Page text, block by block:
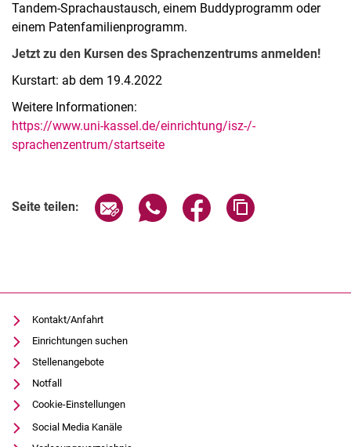
Tandem-Sprachaustausch, einem Buddyprogramm oder
einem Patenfamilienprogramm.
Jetzt zu den Kursen des Sprachenzentrums anmelden!
Kurstart: ab dem 19.4.2022
Weitere Informationen:
https://www.uni-kassel.de/einrichtung/isz-/-
sprachenzentrum/startseite
Seite teilen: Seite über E-Mail teilen
Seite über WhatsApp teilen
Seite über Facebook
Kontakt/Anfahrt
Einrichtungen suchen
Stellenangebote
Notfall
Cookie-Einstellungen
Social Media Kanäle